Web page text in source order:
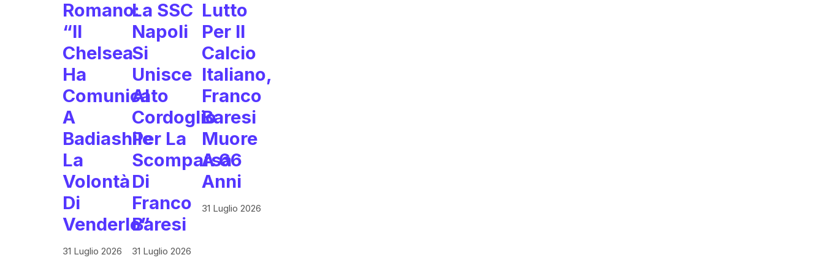
Romano:
“Il
Chelsea
Ha
Comunicato
A
Badiashile
La
Volontà
Di
Venderlo”
31 Luglio 2026
La SSC
Napoli
Si
Unisce
Al
Cordoglio
Per La
Scomparsa
Di
Franco
Baresi
31 Luglio 2026
Lutto
Per Il
Calcio
Italiano,
Franco
Baresi
Muore
A 66
Anni
31 Luglio 2026